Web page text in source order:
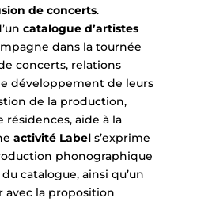
de concerts.
catalogue d’artistes
dans la tournée
concerts, relations
développement de leurs
de la production,
aide à la
activité Labels’exprime
phonographique
catalogue, ainsi qu’un
avec la proposition